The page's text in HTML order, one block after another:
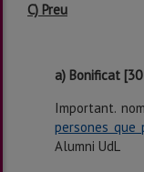
C) Preu
a) Bonificat
Important.
persones
Alumni UdL